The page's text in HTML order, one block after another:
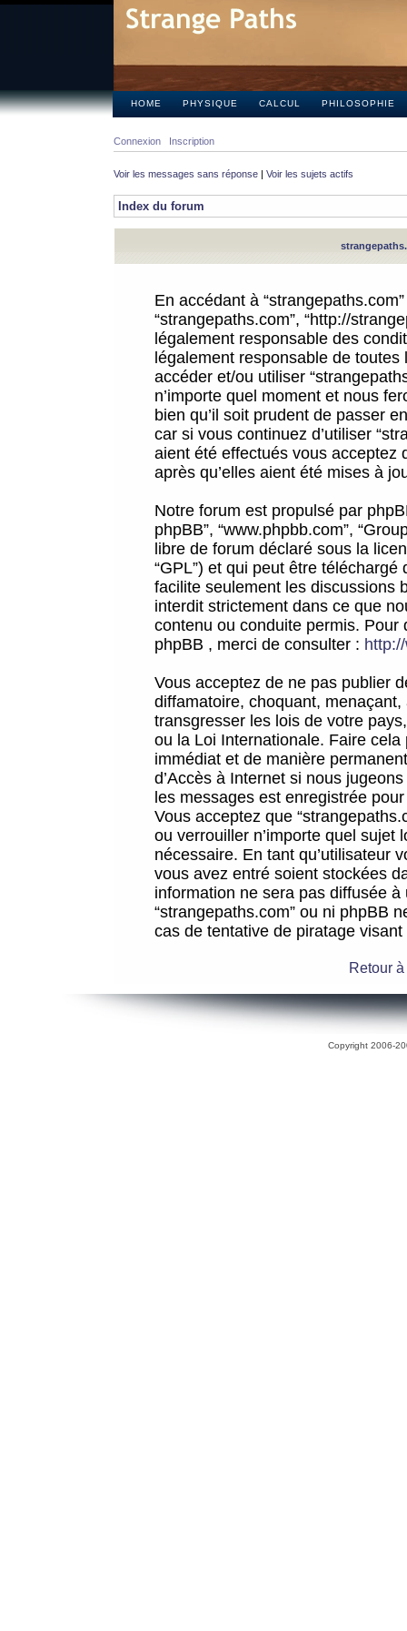
HOME PHYSIQUE CALCUL PHILOSOPHIE
Connexion Inscription
Voir les messages sans réponse | Voir les sujets actifs
Index du forum
En accédant à
“strangepaths.com”, “http://
légalement responsable des
légalement responsable de
accéder et/ou utiliser
n’importe quel moment et nous
bien qu’il soit prudent de passer
car si vous continuez d’utiliser
aient été effectués vous acceptez
après qu’elles aient été mises à
Notre forum est propulsé par
phpBB”, “www.phpbb.com”,
libre de forum déclaré sous la
“GPL”) et qui peut être téléchargé
facilite seulement les discussions
interdit strictement dans ce que
contenu ou conduite permis.
phpBB , merci de consulter :
Vous acceptez de ne pas publier
diffamatoire, choquant,
transgresser les lois de votre
ou la Loi Internationale. Faire
immédiat et de manière
d’Accès à Internet si nous
les messages est enregistrée
Vous acceptez que
ou verrouiller n’importe quel sujet
nécessaire. En tant qu’utilisateur
vous avez entré soient stockées
information ne sera pas diffusée
“strangepaths.com” ou ni phpBB
cas de tentative de piratage
Retour
Copyright 2006-